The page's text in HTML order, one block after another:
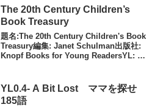
The 20th Century Children’s
Book Treasury
題名:The 20th Century Children's Book
Treasury編集: Janet Schulman出版社:
‎Knopf Books for Young ReadersYL: 0.3
YL0.4- A Bit Lost ママを探せ
185語